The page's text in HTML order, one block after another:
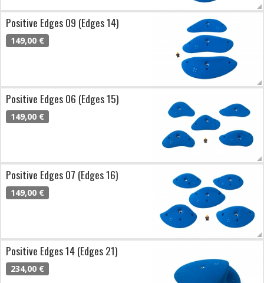
Positive Edges 09 (Edges 14)
149,00 €
Positive Edges 06 (Edges 15)
149,00 €
Positive Edges 07 (Edges 16)
149,00 €
Positive Edges 14 (Edges 21)
234,00 €